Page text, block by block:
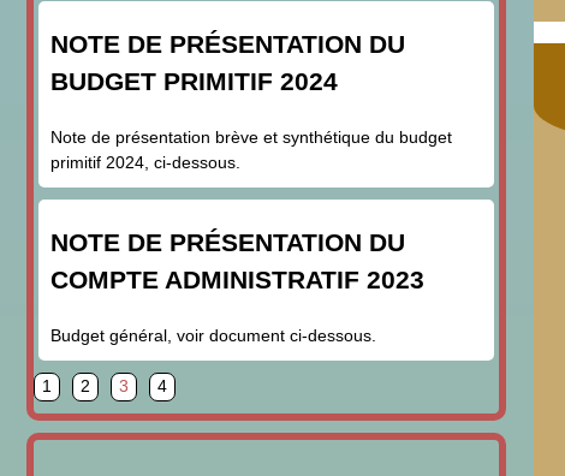
NOTE DE PRÉSENTATION DU
BUDGET PRIMITIF 2024
Note de présentation brève et synthétique du budget
primitif 2024, ci-dessous.
NOTE DE PRÉSENTATION DU
COMPTE ADMINISTRATIF 2023
Budget général, voir document ci-dessous.
page
1 page
2 page
3 page
4